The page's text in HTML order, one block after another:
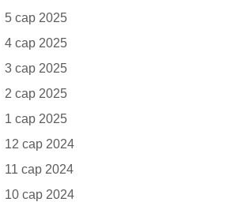
5 сар 2025
4 сар 2025
3 сар 2025
2 сар 2025
1 сар 2025
12 сар 2024
11 сар 2024
10 сар 2024